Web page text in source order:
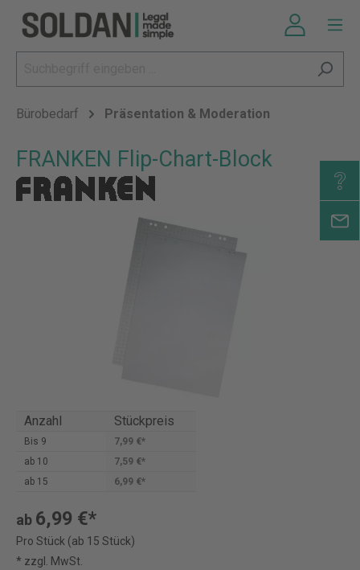
Bürobedarf Präsentation & Moderation
FRANKEN Flip-Chart-Block
Anzahl Stückpreis
Bis 9
7,99 €*
ab 10
7,59 €*
ab 15 6,99 €*
ab 6,99 €*
Pro Stück (ab 15 Stück)
* zzgl. MwSt.